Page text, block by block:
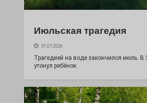
Июльская трагедия
31.07.2026
Трагедией на воде закончился июль. В
утонул ребёнок.